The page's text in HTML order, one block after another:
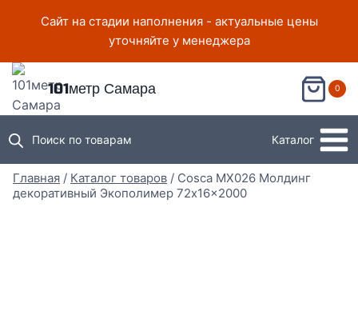
Сайт на стадии наполнения - актуальные цены
уточняйте у менеджера
101метр Самара 0
Поиск по товарам Каталог
Главная / Каталог товаров / Cosca MX026 Молдинг
декоративный Экополимер 72x16x2000